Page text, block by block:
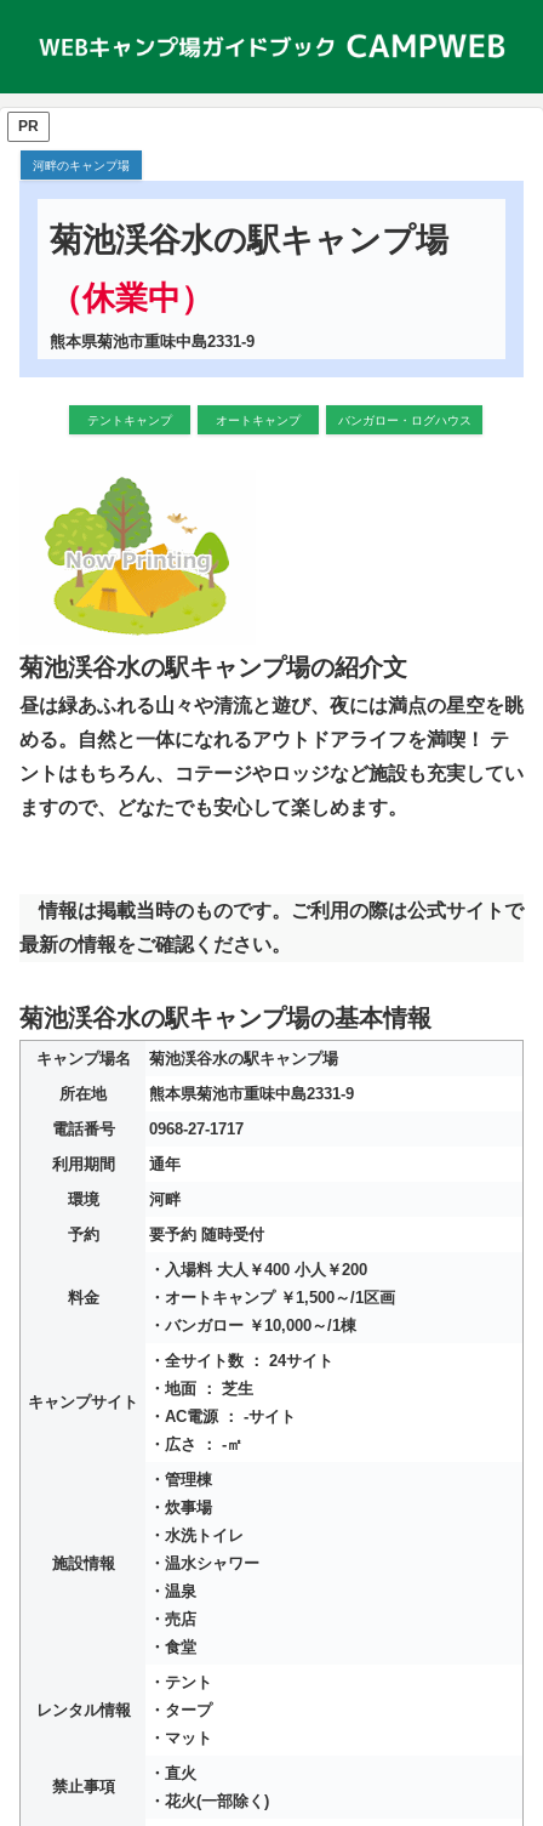
PR
河畔のキャンプ場
菊池渓谷水の駅キャンプ場
（休業中）
熊本県菊池市重味中島2331-9
テントキャンプ オートキャンプ バンガロー・ログハウス
菊池渓谷水の駅キャンプ場の紹介文
昼は緑あふれる山々や清流と遊び、夜には満点の星空を眺
める。自然と一体になれるアウトドアライフを満喫！ テ
ントはもちろん、コテージやロッジなど施設も充実してい
ますので、どなたでも安心して楽しめます。
情報は掲載当時のものです。ご利用の際は公式サイトで
最新の情報をご確認ください。
菊池渓谷水の駅キャンプ場の基本情報
キャンプ場名
菊池渓谷水の駅キャンプ場
所在地
熊本県菊池市重味中島2331-9
電話番号
0968-27-1717
利用期間
通年
環境
河畔
予約
要予約 随時受付
料金
・入場料 大人￥400 小人￥200
・オートキャンプ ￥1,500～/1区画
・バンガロー ￥10,000～/1棟
キャンプサイト
・全サイト数 ： 24サイト
・地面 ： 芝生
・AC電源 ： -サイト
・広さ ： -㎡
施設情報
・管理棟
・炊事場
・水洗トイレ
・温水シャワー
・温泉
・売店
・食堂
レンタル情報
・テント
・タープ
・マット
禁止事項
・直火
・花火(一部除く)